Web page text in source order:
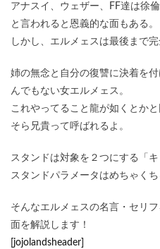
アナスイ、ウェザー、FF達は徐
と言われると恩義的な面もある。
しかし、エルメェスは最後まで
姉の無念と自分の復讐に決着を
んでもない女エルメェス。
これやってること龍が如くとかと
そら兄貴って呼ばれるよ。
スタンドは対象を２つにする「キ
スタンドパラメータはめちゃくち
そんなエルメェスの名言・セリ
面を解説します！
[jojolandsheader]